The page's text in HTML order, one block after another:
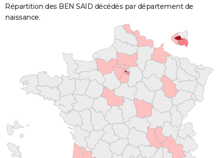
Répartition des BEN SAID décédés par département de
naissance.